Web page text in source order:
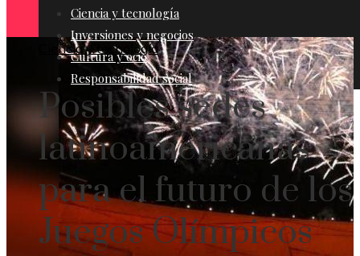
Ciencia y tecnología
Inversiones y negocios
Cultura y ocio
Responsabilidad social
Ciencia y tecnología
Posibles sedes
latinoamericanas
para el futuro de los
Juegos Olímpicos